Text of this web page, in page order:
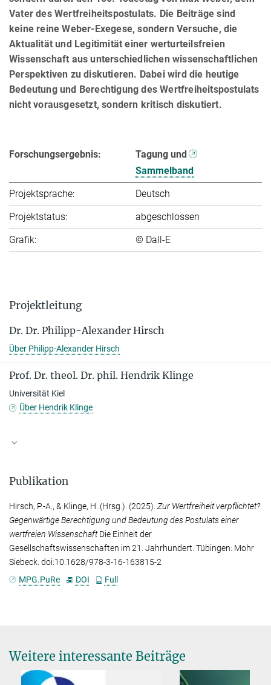
Vater des Wertfreiheitspostulats. Die Beiträge sind
keine reine Weber-Exegese, sondern Versuche, die
Aktualität und Legitimität einer wert­urteils­frei­en
Wissenschaft aus unterschiedlichen wissenschaftlichen
Perspektiven zu diskutieren. Dabei wird die heutige
Bedeutung und Berechtigung des Wertfreiheitspostulats
nicht vorausgesetzt, sondern kritisch diskutiert.
Forschungsergebnis:
Tagung und
Sammelband
Projektsprache:
Deutsch
Projektstatus:
abgeschlossen
Grafik:
© Dall-E
Projektleitung
Dr. Dr. Philipp-Alexander Hirsch
Über Philipp-Alexander Hirsch
Prof. Dr. theol. Dr. phil. Hendrik Klinge
Universität Kiel
Über Hendrik Klinge
Publikation
Hirsch, P.-A., & Klinge, H. (Hrsg.). (2025). Zur Wertfreiheit verpflichtet?
Gegenwärtige Berechtigung und Bedeutung des Postulats einer
wertfreien WissenschaftDie Einheit der
Gesellschaftswissenschaften im 21. Jahrhundert. Tübingen: Mohr
Siebeck. doi:10.1628/978-3-16-163815-2
MPG.PuRe
DOI Full
Weitere interessante Beiträge